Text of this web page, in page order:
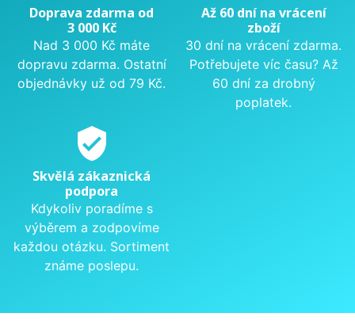
Doprava zdarma od
3 000 Kč
Nad 3 000 Kč máte
dopravu zdarma. Ostatní
objednávky už od 79 Kč.
Až 60 dní na vrácení
zboží
30 dní na vrácení zdarma.
Potřebujete víc času? Až
60 dní za drobný
poplatek.
verified_user
Skvělá zákaznická
podpora
Kdykoliv poradíme s
výběrem a zodpovíme
každou otázku. Sortiment
známe poslepu.